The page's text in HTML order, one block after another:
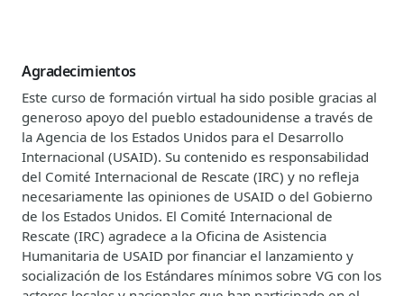
Agradecimientos
Este curso de formación virtual ha sido posible gracias al
generoso apoyo del pueblo estadounidense a través de
la Agencia de los Estados Unidos para el Desarrollo
Internacional (USAID). Su contenido es responsabilidad
del Comité Internacional de Rescate (IRC) y no refleja
necesariamente las opiniones de USAID o del Gobierno
de los Estados Unidos. El Comité Internacional de
Rescate (IRC) agradece a la Oficina de Asistencia
Humanitaria de USAID por financiar el lanzamiento y
socialización de los Estándares mínimos sobre VG con los